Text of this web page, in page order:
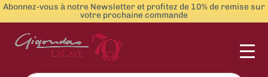
Abonnez-vous à notre Newsletter et profitez de 10% de remise sur
votre prochaine commande